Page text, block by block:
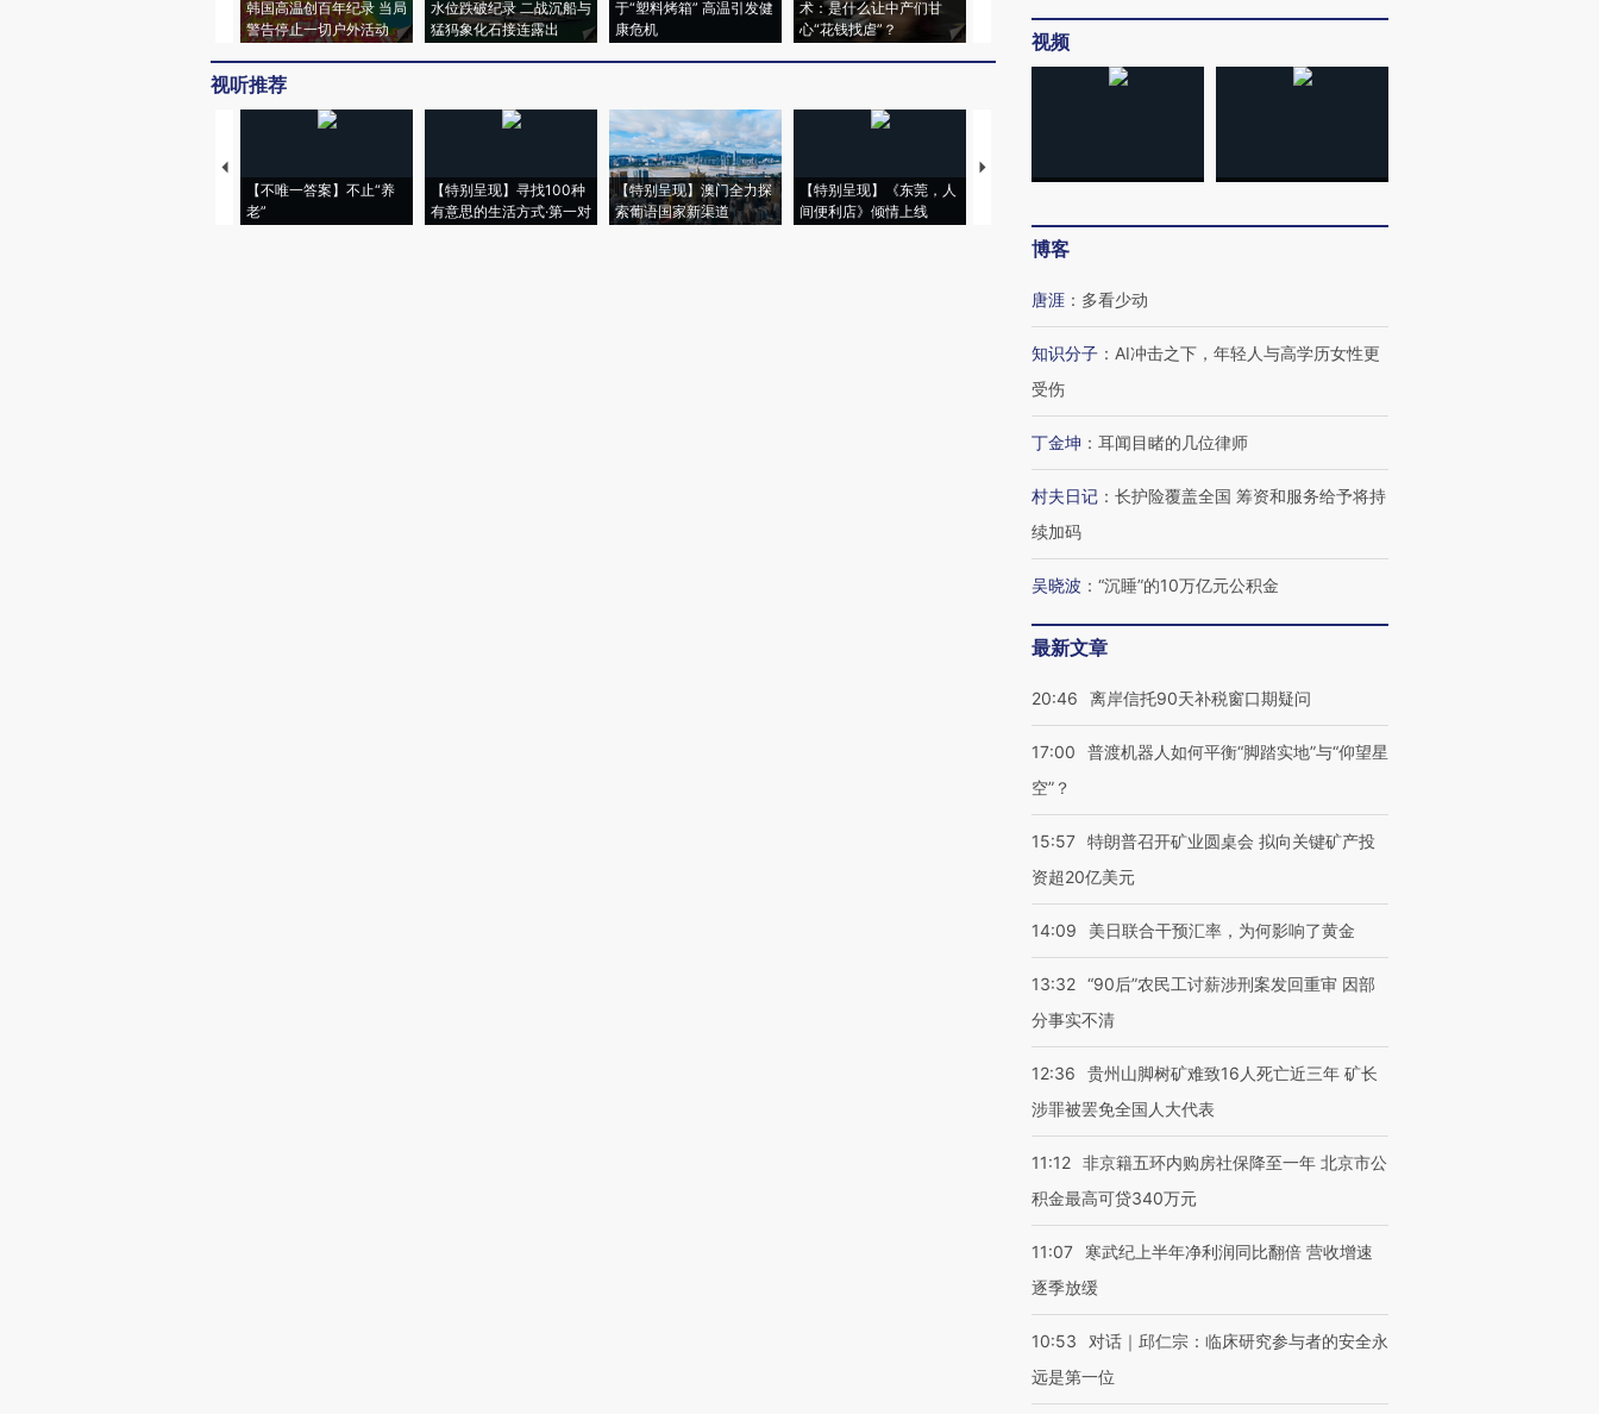
韩国高温创百年纪录 当局
警告停止一切户外活动
水位跌破纪录 二战沉船与
猛犸象化石接连露出
于“塑料烤箱” 高温引发健
康危机
术：是什么让中产们甘
心“花钱找虐”？
视听推荐
【不唯一答案】不止“养
老”
【特别呈现】寻找100种
有意思的生活方式·第一对
【特别呈现】澳门全力探
索葡语国家新渠道
【特别呈现】《东莞，人
间便利店》倾情上线
【推广】走进第四届链博
视频
博客
唐涯 ： 多看少动
知识分子 ： AI冲击之下，年轻人与高学历女性更
受伤
丁金坤 ： 耳闻目睹的几位律师
村夫日记 ： 长护险覆盖全国 筹资和服务给予将持
续加码
吴晓波 ： “沉睡”的10万亿元公积金
最新文章
20:46 离岸信托90天补税窗口期疑问
17:00
普渡机器人如何平衡“脚踏实地”与“仰望星
空”？
15:57 特朗普召开矿业圆桌会 拟向关键矿产投
资超20亿美元
14:09 美日联合干预汇率，为何影响了黄金
13:32 “90后”农民工讨薪涉刑案发回重审 因部
分事实不清
12:36
贵州山脚树矿难致16人死亡近三年 矿长
涉罪被罢免全国人大代表
11:12 非京籍五环内购房社保降至一年 北京市公
积金最高可贷340万元
11:07
寒武纪上半年净利润同比翻倍 营收增速
逐季放缓
10:53
对话｜邱仁宗：临床研究参与者的安全永
远是第一位